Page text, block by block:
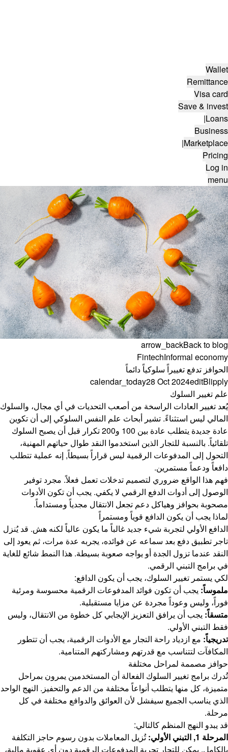
Wallet
Remittance
Visa card
Save & invest
Loans
|
Business
Marketplace
|
Pricing
Log in
menu
arrow_backBack to blog
FintechInformal economy
الحوافز تدفع تغييراً سلوكياً دائماً
calendar_today28 Oct 2024editBlipply
علم تغيير السلوك
يُعد تغيير العادات الراسخة من أصعب التحديات في أي مجال، والسلوك
المالي ليس استثناءً. تشير أبحاث علم النفس السلوكي إلى أن تكوين
عادة جديدة يتطلب عادة بين 100 و200 تكرار قبل أن يصبح السلوك
تلقائياً. بالنسبة للتجار الذين استخدموا النقد طوال حياتهم المهنية،
التحول إلى المدفوعات الرقمية ليس قراراً بسيطاً, إنه عملية تتطلب
دافعاً ودعماً مستمرين.
فهم هذا الواقع ضروري لتصميم تدخلات تعمل فعلاً. مجرد توفير
الوصول إلى أدوات الدفع الرقمي لا يكفي. يجب أن تكون الأدوات
مصحوبة بحوافز وهياكل دعم تجعل الانتقال مجدياً ومستداماً.
لماذا يجب أن يكون الدافع قوياً ومستمراً
الدافع الأولي لتجربة شيء جديد غالباً ما يكون عالياً لكنه هش. قد يُنزل
تاجر تطبيق دفع بعد سماعه عن فوائده، يجربه عدة مرات، ثم يعود إلى
النقد عندما تزول الجدة أو يواجه صعوبة بسيطة. هذا النمط شائع للغاية
في برامج التبني الرقمي.
لكي يستمر تغيير السلوك، يجب أن يكون الدافع:
ملموساً: يجب أن تكون فوائد المدفوعات الرقمية محسوسة ومرئية
فوراً، وليس وعوداً مجردة عن مزايا مستقبلية.
متسقاً: يجب أن يرافق التعزيز الإيجابي كل خطوة من الانتقال، وليس
فقط التبني الأولي.
تدريجياً: مع ازدياد راحة التجار مع الأدوات الرقمية، يجب أن تتطور
المكافآت لتتناسب مع قدرتهم ومشاركتهم المتنامية.
حوافز مصممة لمراحل مختلفة
تُدرك برامج تغيير السلوك الفعالة أن المستخدمين يمرون بمراحل
متميزة، كل منها يتطلب أنواعاً مختلفة من الدعم والتحفيز. النهج الواحد
الذي يناسب الجميع سيفشل لأن العوائق والدوافع مختلفة في كل
مرحلة.
قد يبدو النهج المنظم كالتالي:
المرحلة 1, التبني الأولي:
تُزيل المعاملات بدون رسوم حاجز التكلفة
بالكامل. يمكن للتجار تجربة المدفوعات الرقمية دون أي عقوبة مالية،